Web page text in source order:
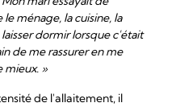
ménage, la cuisine, la
dormir lorsque c'était
de me rassurer en me
mieux. »
de l'allaitement, il